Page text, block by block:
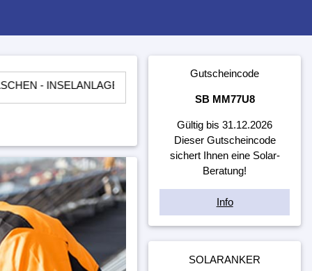
- LADEREGLER - BATTERIEN -
Gutscheincode
SB MM77U8
Gültig bis 31.12.2026
Dieser Gutscheincode
sichert Ihnen eine Solar-
Beratung!
Info
SOLARANKER